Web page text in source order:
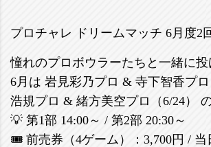
プロチャレ ドリームマッチ 6月度2
憧れのプロボウラーたちと一緒に
6月は 岩見彩乃プロ & 寺下智香プロ
浩規プロ & 緒方美空プロ（6/24）
💡 第1部 14:00～ / 第2部 20:30～
🎟 前売券（4ゲーム）：3,700円 / 当